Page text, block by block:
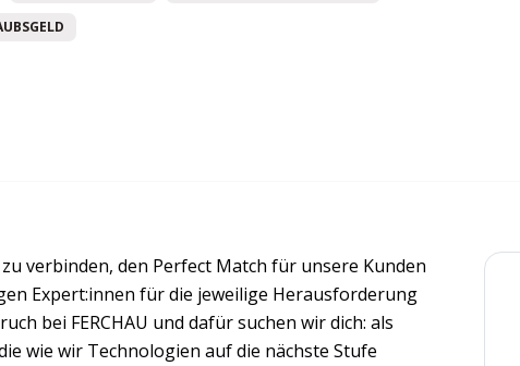
verbinden, den Perfect Match für unsere Kunden
Expert:innen für die jeweilige Herausforderung
bei FERCHAU und dafür suchen wir dich: als
wie wir Technologien auf die nächste Stufe